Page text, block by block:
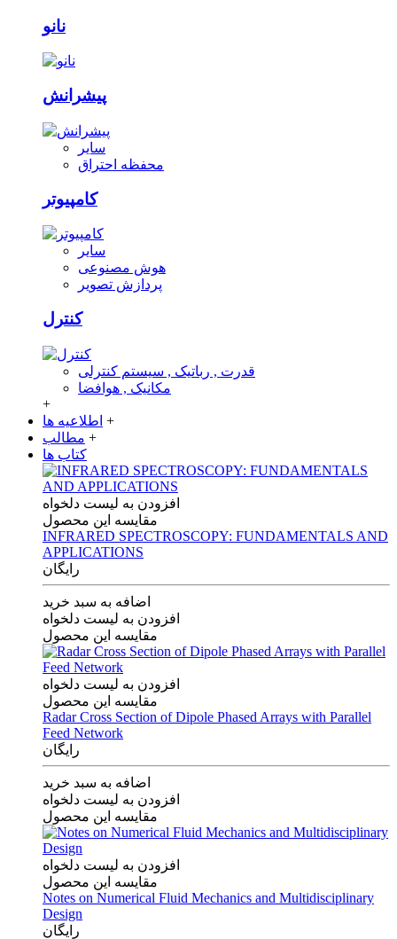
نانو
پیشرانش
سایر
محفظه احتراق
کامپیوتر
سایر
هوش مصنوعی
پردازش تصویر
کنترل
قدرت , رباتیک , سیستم کنترلی
مکانیک , هوافضا
+
اطلاعیه ها +
مطالب +
کتاب ها
افزودن به لیست دلخواه
مقایسه این محصول
INFRARED SPECTROSCOPY: FUNDAMENTALS AND
APPLICATIONS
رایگان
اضافه به سبد خرید
افزودن به لیست دلخواه
مقایسه این محصول
افزودن به لیست دلخواه
مقایسه این محصول
Radar Cross Section of Dipole Phased Arrays with Parallel
Feed Network
رایگان
اضافه به سبد خرید
افزودن به لیست دلخواه
مقایسه این محصول
افزودن به لیست دلخواه
مقایسه این محصول
Notes on Numerical Fluid Mechanics and Multidisciplinary
Design
رایگان